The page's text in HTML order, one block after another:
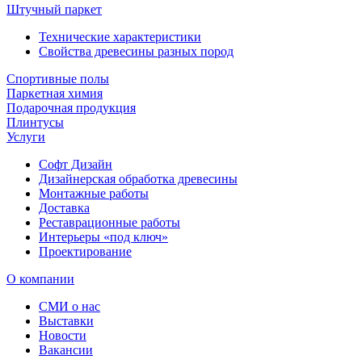
Штучный паркет
Технические характеристики
Свойства древесины разных пород
Спортивные полы
Паркетная химия
Подарочная продукция
Плинтусы
Услуги
Софт Дизайн
Дизайнерская обработка древесины
Монтажные работы
Доставка
Реставрационные работы
Интерьеры «под ключ»
Проектирование
О компании
СМИ о нас
Выставки
Новости
Вакансии